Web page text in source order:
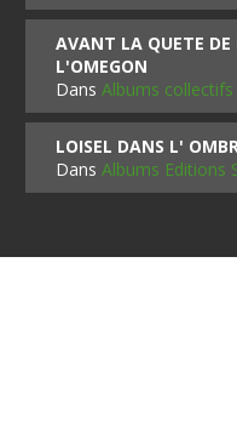
AVANT LA QUETE
L'OMEGON
DansAlbums
LOISEL DANS L'
DansAlbums Editions